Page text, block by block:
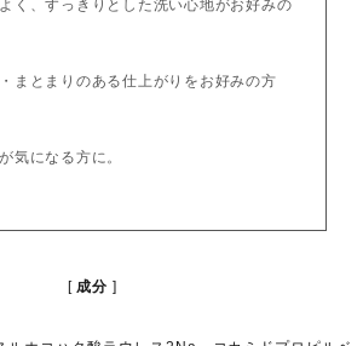
く、すっきりとした洗い心地がお好みの
まとまりのある仕上がりをお好みの方
気になる方に。
成分